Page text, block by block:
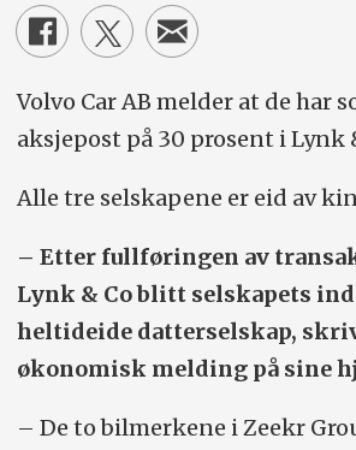
Volvo Car AB melder at de har
aksjepost på 30 prosent i Lynk
Alle tre selskapene er eid av
– Etter fullføringen av
Lynk & Co blitt selskapets
heltideide datterselskap,
økonomisk melding på sine
– De to bilmerkene i Zeekr